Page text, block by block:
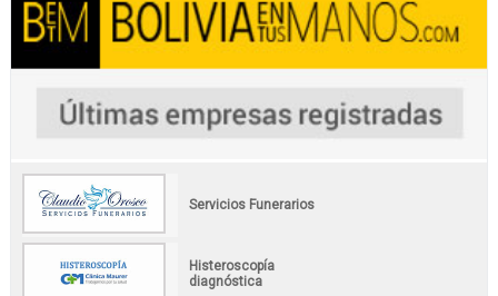
Servicios Funerarios
Histeroscopía
diagnóstica